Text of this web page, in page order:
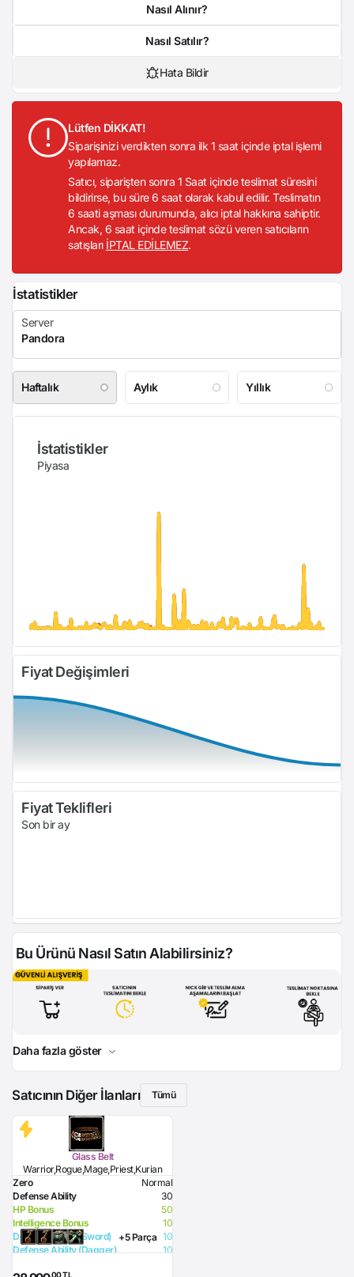
Nasıl Alınır?
Nasıl Satılır?
Hata Bildir
Lütfen DİKKAT!
Siparişinizi verdikten sonra ilk 1 saat içinde iptal işlemi
yapılamaz.
Satıcı, siparişten sonra 1 Saat içinde teslimat süresini
bildirirse, bu süre 6 saat olarak kabul edilir. Teslimatın
6 saati aşması durumunda, alıcı iptal hakkına sahiptir.
Ancak, 6 saat içinde teslimat sözü veren satıcıların
satışları İPTAL EDİLEMEZ.
İstatistikler
Haftalık Aylık Yıllık
İstatistikler
Piyasa
Fiyat Değişimleri
Fiyat Teklifleri
Son bir ay
Bu Ürünü Nasıl Satın Alabilirsiniz?
Daha fazla göster
Satıcının Diğer İlanları Tümü
Glass Belt
Warrior,Rogue,Mage,Priest,Kurian
Zero
Normal
Defense Ability
30
HP Bonus
50
Intelligence Bonus
10
Defense Ability (Sword)
10
Defense Ability (Dagger)
10
+5 Parça
,00 TL